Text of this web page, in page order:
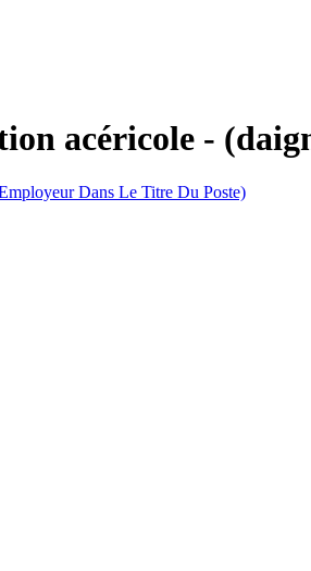
acéricole -
Dans Le Titre Du Poste)